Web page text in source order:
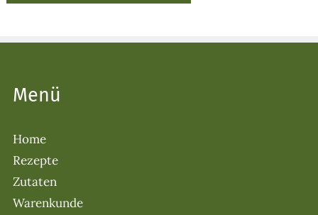
Menü
Home
Rezepte
Zutaten
Warenkunde